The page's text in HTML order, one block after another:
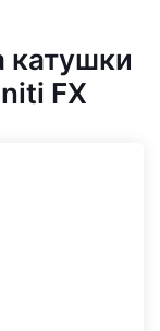
катушки
FX